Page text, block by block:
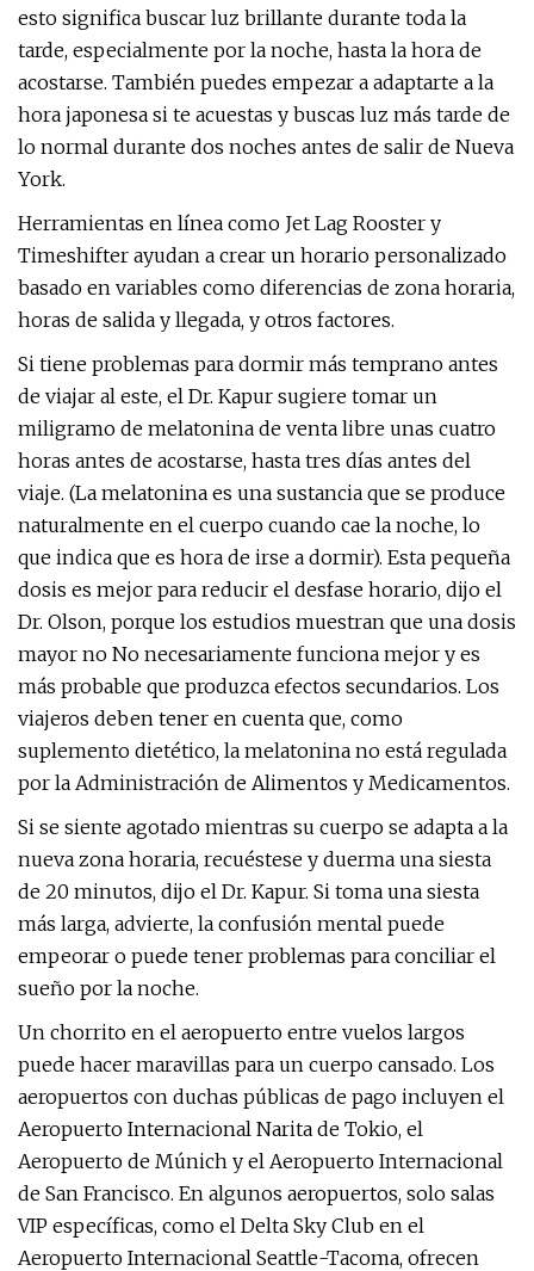
esto significa buscar luz brillante durante toda la
tarde, especialmente por la noche, hasta la hora de
acostarse. También puedes empezar a adaptarte a la
hora japonesa si te acuestas y buscas luz más tarde de
lo normal durante dos noches antes de salir de Nueva
York.
Herramientas en línea como Jet Lag Rooster y
Timeshifter ayudan a crear un horario personalizado
basado en variables como diferencias de zona horaria,
horas de salida y llegada, y otros factores.
Si tiene problemas para dormir más temprano antes
de viajar al este, el Dr. Kapur sugiere tomar un
miligramo de melatonina de venta libre unas cuatro
horas antes de acostarse, hasta tres días antes del
viaje. (La melatonina es una sustancia que se produce
naturalmente en el cuerpo cuando cae la noche, lo
que indica que es hora de irse a dormir). Esta pequeña
dosis es mejor para reducir el desfase horario, dijo el
Dr. Olson, porque los estudios muestran que una dosis
mayor no No necesariamente funciona mejor y es
más probable que produzca efectos secundarios. Los
viajeros deben tener en cuenta que, como
suplemento dietético, la melatonina no está regulada
por la Administración de Alimentos y Medicamentos.
Si se siente agotado mientras su cuerpo se adapta a la
nueva zona horaria, recuéstese y duerma una siesta
de 20 minutos, dijo el Dr. Kapur. Si toma una siesta
más larga, advierte, la confusión mental puede
empeorar o puede tener problemas para conciliar el
sueño por la noche.
Un chorrito en el aeropuerto entre vuelos largos
puede hacer maravillas para un cuerpo cansado. Los
aeropuertos con duchas públicas de pago incluyen el
Aeropuerto Internacional Narita de Tokio, el
Aeropuerto de Múnich y el Aeropuerto Internacional
de San Francisco. En algunos aeropuertos, solo salas
VIP específicas, como el Delta Sky Club en el
Aeropuerto Internacional Seattle-Tacoma, ofrecen